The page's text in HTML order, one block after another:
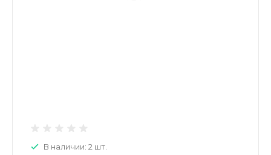
В наличии: 2 шт.